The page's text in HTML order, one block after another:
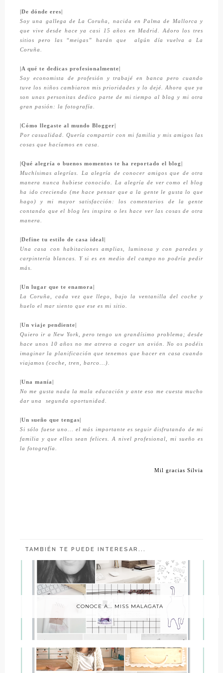
|De dónde eres|
Soy una gallega de La Coruña, nacida en Palma de Mallorca y
que vive desde hace ya casi 15 años en Madrid. Adoro los tres
sitios pero las “meigas”harán que algún día vuelva a La
Coruña.
|A qué te dedicas profesionalmente|
Soy economista de profesión y trabajé en banca pero cuando
tuve los niños cambiaron mis prioridades y lo dejé. Ahora que ya
son unas personitas dedico parte de mi tiempo al blog y mi otra
gran pasión: la fotografía.
|Cómo llegaste al mundo Blogger|
Por casualidad. Quería compartir con mi familia y mis amigos las
cosas que hacíamos en casa.
|Qué alegría o buenos momentos te ha reportado el blog|
Muchísimas alegrías. La alegría de conocer amigos que de otra
manera nunca hubiese conocido. La alegría de ver como el blog
ha ido creciendo (me hace pensar que a la gente le gusta lo que
hago) y mi mayor satisfacción: los comentarios de la gente
contando que el blog les inspira o les hace ver las cosas de otra
manera.
|Define tu estilo de casa ideal|
Una casa con habitaciones amplias, luminosa y con paredes y
carpintería blancas. Y si es en medio del campo no podría pedir
más.
|Un lugar que te enamora|
La Coruña, cada vez que llego, bajo la ventanilla del coche y
huelo el mar siento que ese es mi sitio.
|Un viaje pendiente|
Quiero ir a New York, pero tengo un grandísimo problema; desde
hace unos 10 años no me atrevo a coger un avión. No os podéis
imaginar la planificación que tenemos que hacer en casa cuando
viajamos (coche, tren, barco...).
|Una manía|
No me gusta nada la mala educación y ante eso me cuesta mucho
dar una segunda oportunidad.
|Un sueño que tengas|
Si sólo fuese uno... el más importante es seguir disfrutando de mi
familia y que ellos sean felices. A nivel profesional, mi sueño es
la fotografía.
Mil gracias Silvia
TAMBIÉN TE PUEDE INTERESAR...
CONOCE A... MISS MALAGATA